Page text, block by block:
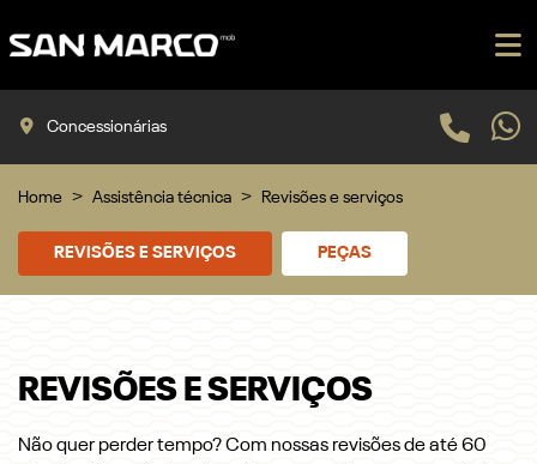
Concessionárias
Home Assistência técnica Revisões e serviços
REVISÕES E SERVIÇOS PEÇAS
REVISÕES E SERVIÇOS
Não quer perder tempo? Com nossas revisões de até 60